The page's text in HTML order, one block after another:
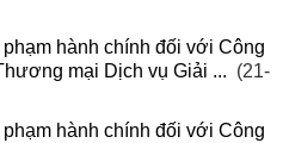
hành chính đối với Công
mại Dịch vụ Giải ... (21-
hành chính đối với Công